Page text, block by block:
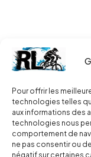
Pour offrir les
technologies telles
aux informations des
technologies nous
comportement de
ne pas consentir ou
négatif sur certaines